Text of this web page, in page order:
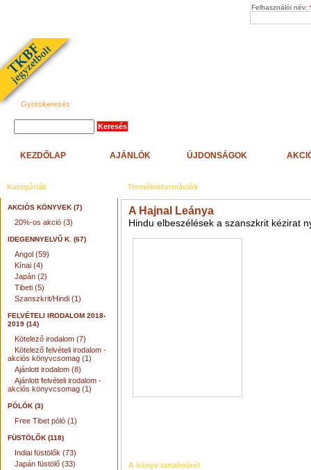
Felhasználói név:
Gyorskeresés
KEZDŐLAP AJÁNLÓK ÚJDONSÁGOK
Kategóriák
AKCIÓS KÖNYVEK (7)
20%-os akció (3)
IDEGENNYELVŰ K. (67)
Angol (59)
Kínai (4)
Japán (2)
Tibeti (5)
Szanszkrit/Hindi (1)
FELVÉTELI IRODALOM 2018-
2019 (14)
Kötelező irodalom (7)
Kötelező felvételi irodalom -
akciós könyvcsomag (1)
Ajánlott irodalom (8)
Ajánlott felvételi irodalom -
akciós könyvcsomag (1)
PÓLÓK (3)
Free Tibet póló (1)
FÜSTÖLŐK (118)
Indiai füstölők (73)
Japán füstölő (33)
Termékinformációk
A Hajnal Leánya
Hindu elbeszélések a szanszkrit kézirat
A könyv tartalmáról